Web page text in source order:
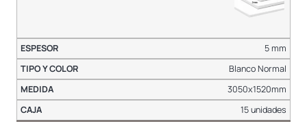
5 mm
Blanco Normal
3050x1520mm
15 unidades